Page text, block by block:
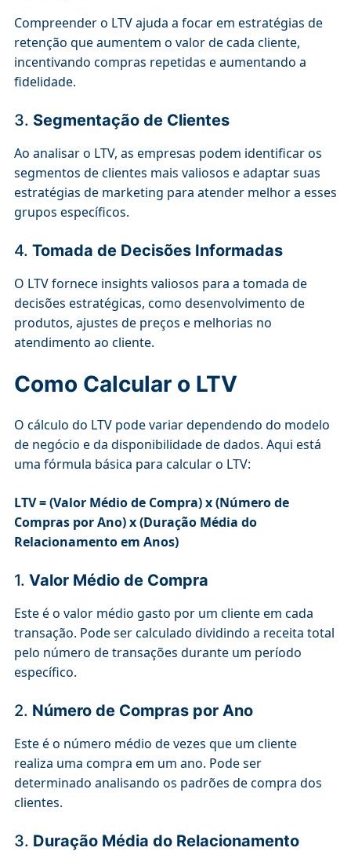
Compreender o LTV ajuda a focar em estratégias de
retenção que aumentem o valor de cada cliente,
incentivando compras repetidas e aumentando a
fidelidade.
3. Segmentação de Clientes
Ao analisar o LTV, as empresas podem identificar os
segmentos de clientes mais valiosos e adaptar suas
estratégias de marketing para atender melhor a esses
grupos específicos.
4. Tomada de Decisões Informadas
O LTV fornece insights valiosos para a tomada de
decisões estratégicas, como desenvolvimento de
produtos, ajustes de preços e melhorias no
atendimento ao cliente.
Como Calcular o LTV
O cálculo do LTV pode variar dependendo do modelo
de negócio e da disponibilidade de dados. Aqui está
uma fórmula básica para calcular o LTV:
LTV = (Valor Médio de Compra) x (Número de
Compras por Ano) x (Duração Média do
Relacionamento em Anos)
1. Valor Médio de Compra
Este é o valor médio gasto por um cliente em cada
transação. Pode ser calculado dividindo a receita total
pelo número de transações durante um período
específico.
2. Número de Compras por Ano
Este é o número médio de vezes que um cliente
realiza uma compra em um ano. Pode ser
determinado analisando os padrões de compra dos
clientes.
3. Duração Média do Relacionamento